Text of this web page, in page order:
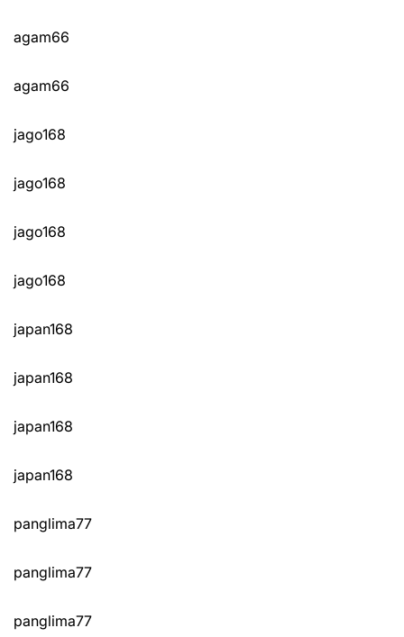
agam66
agam66
jago168
jago168
jago168
jago168
japan168
japan168
japan168
japan168
panglima77
panglima77
panglima77